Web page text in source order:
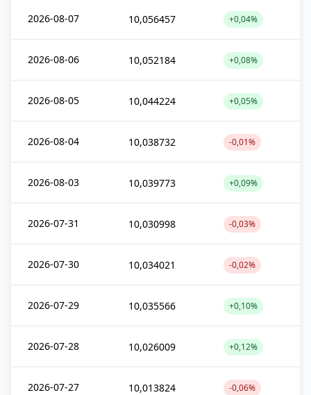
2026-08-07 10,056457 +0,04%
2026-08-06 10,052184 +0,08%
2026-08-05 10,044224 +0,05%
2026-08-04 10,038732 -0,01%
2026-08-03 10,039773 +0,09%
2026-07-31 10,030998 -0,03%
2026-07-30 10,034021 -0,02%
2026-07-29 10,035566 +0,10%
2026-07-28 10,026009 +0,12%
2026-07-27 10,013824 -0,06%